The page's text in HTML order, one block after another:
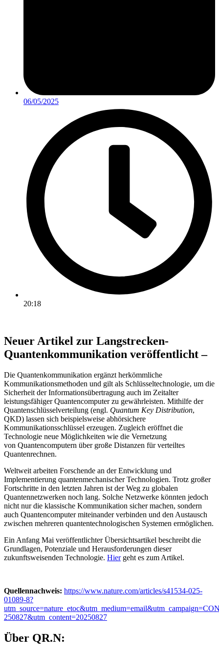
06/05/2025
20:18
Neuer Artikel zur Langstrecken-
Quantenkommunikation veröffentlicht –
Die Quantenkommunikation ergänzt herkömmliche
Kommunikationsmethoden und gilt als Schlüsseltechnologie, um die
Sicherheit der Informationsübertragung auch im Zeitalter
leistungsfähiger Quantencomputer zu gewährleisten. Mithilfe der
Quantenschlüsselverteilung (engl. Quantum Key Distribution,
QKD) lassen sich beispielsweise abhörsichere
Kommunikationsschlüssel erzeugen. Zugleich eröffnet die
Technologie neue Möglichkeiten wie die Vernetzung
von Quantencomputern über große Distanzen für verteiltes
Quantenrechnen.
Weltweit arbeiten Forschende an der Entwicklung und
Implementierung quantenmechanischer Technologien. Trotz großer
Fortschritte in den letzten Jahren ist der Weg zu globalen
Quantennetzwerken noch lang. Solche Netzwerke könnten jedoch
nicht nur die klassische Kommunikation sicher machen, sondern
auch Quantencomputer miteinander verbinden und den Austausch
zwischen mehreren quantentechnologischen Systemen ermöglichen.
Ein Anfang Mai veröffentlichter Übersichtsartikel beschreibt die
Grundlagen, Potenziale und Herausforderungen dieser
zukunftsweisenden Technologie. Hiergeht es zum Artikel.
Quellennachweis: https://www.nature.com/articles/s41534-025-
01089-8?
250827&utm_content=20250827
Über QR.N: